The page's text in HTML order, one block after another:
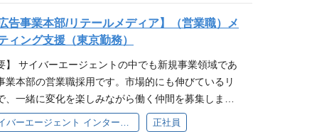
/ Java / AWS / GCP / gRPC / GitHub / Slack / Notio
キルなど 【必須の経験・スキル】 Keycloak、Open
うなID管理/認証基盤を扱った開発経験 (3年以上) Do
の利用経験 Gitを利用したチーム開発の経験 【歓迎
記のいずれかに該当する方 Javaを利用したサービ
開発の経験 gRPCを扱った経験 AWSやGCP等パブ
や価格交渉も行っています。 部署について 全社デー
内で利用しているサービスのベンダーとの契約交渉
各グループ子会社での最新のSaaSなどのITシステム
ムです。 各部門のITシステム利用状況・契約状況を
ポートをしたり、システム発注経験のないスタート
サルティング（外注発注における注意点などのアド
ダーとの契約取りまとめや価格交渉も行っていま
決を楽しめる方 チームワークを大切にできる方 自
る環境を求める方 映像やゲーム制作に情熱を持って
バーエージェント × エンタメについて 【エンタメ×
メテックを次の事業の“柱”に エンタメテックにおけ
時などにおけるオフィスネットワークのサポート グ
問い合わせ・相談対応 プライベートクラウドのデー
ク案件支援 CyberAgent Groupの動画事業(ABEMAな
件支援 ポジションの魅力 日々新しいサービスや事業
業のスピードを損なうことなく最適なネットワーク
ます。日々試行錯誤をしながら活動しており、非常
ョンです。 特に、多様化するデバイス・多くの利
告事業本部/リテールメディア】（営業職）メ
ィング支援（東京勤務）
】 サイバーエージェントの中でも新規事業領域であ
業本部の営業職採用です。市場的にも伸びているリ
、一緒に変化を楽しみながら働く仲間を募集しま
倒的No.1の実績を誇るサイバーエージェントのノウ
正社員